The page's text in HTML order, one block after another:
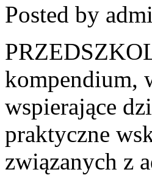
Posted by
kompendium,
wspierające
praktyczne
związanych z